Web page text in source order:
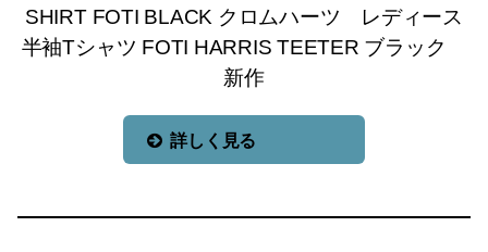
SHIRT FOTI BLACK クロムハーツ レディース
半袖Tシャツ FOTI HARRIS TEETER ブラック
新作
詳しく見る